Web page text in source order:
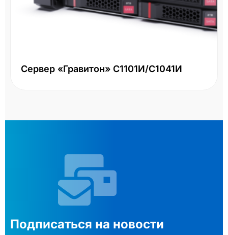
Сервер «Гравитон» С1101И/С1041И
Подписаться на новости